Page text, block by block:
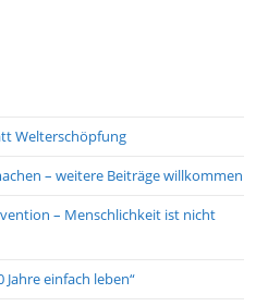
Welterschöpfung
– weitere Beiträge willkommen
– Menschlichkeit ist nicht
Jahre einfach leben“